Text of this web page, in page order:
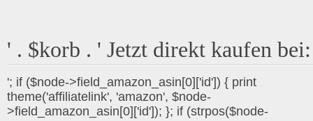
' . $korb . ' Jetzt direkt kaufen bei:
'; if ($node->field_amazon_asin[0]['id']) { print
theme('affiliatelink', 'amazon', $node-
>field_amazon_asin[0]['id']); }; if (strpos($node-